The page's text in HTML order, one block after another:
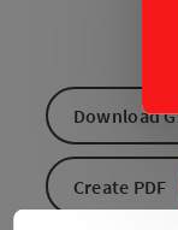
Download
Create PDF